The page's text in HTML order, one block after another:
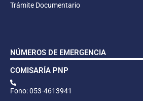
Trámite Documentario
NÚMEROS DE EMERGENCIA
COMISARÍA PNP
Fono: 053-4613941